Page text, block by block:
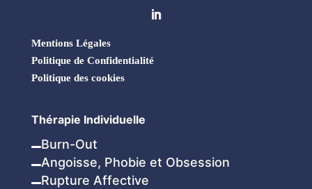
Mentions Légales
Politique de Confidentialité
Politique des cookies
Thérapie Individuelle
Burn-Out
Angoisse, Phobie et Obsession
Rupture Affective